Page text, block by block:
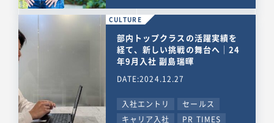
CULTURE
部内トップクラスの活躍実績を
経て、新しい挑戦の舞台へ｜24
年9月入社 副島瑞暉
DATE:2024.12.27
入社エントリ
セールス
キャリア入社
PR TIMES